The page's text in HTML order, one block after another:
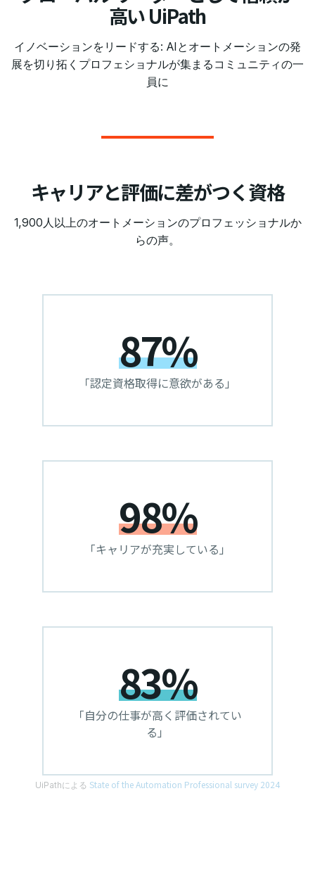
高い UiPath
イノベーションをリードする: AIとオートメーションの発
展を切り拓くプロフェショナルが集まるコミュニティの一
員に
キャリアと評価に差がつく資格
1,900人以上のオートメーションのプロフェッショナルか
らの声。
87%
「認定資格取得に意欲がある」
98%
「キャリアが充実している」
83%
「自分の仕事が高く評価されてい
る」
UiPathによる State of the Automation Professional survey 2024